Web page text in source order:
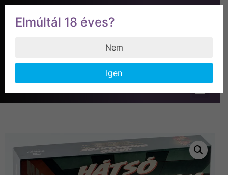
0
Elmúltál 18 éves?
Nem
Igen